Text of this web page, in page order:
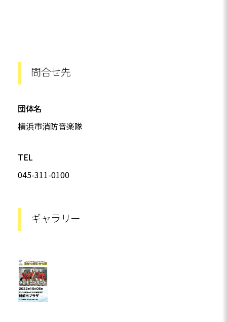
問合せ先
団体名
横浜市消防音楽隊
TEL
045-311-0100
ギャラリー